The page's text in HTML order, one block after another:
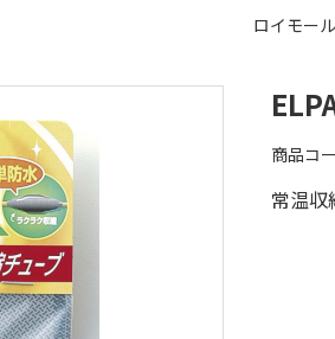
ロイモー
商品コ
常温収